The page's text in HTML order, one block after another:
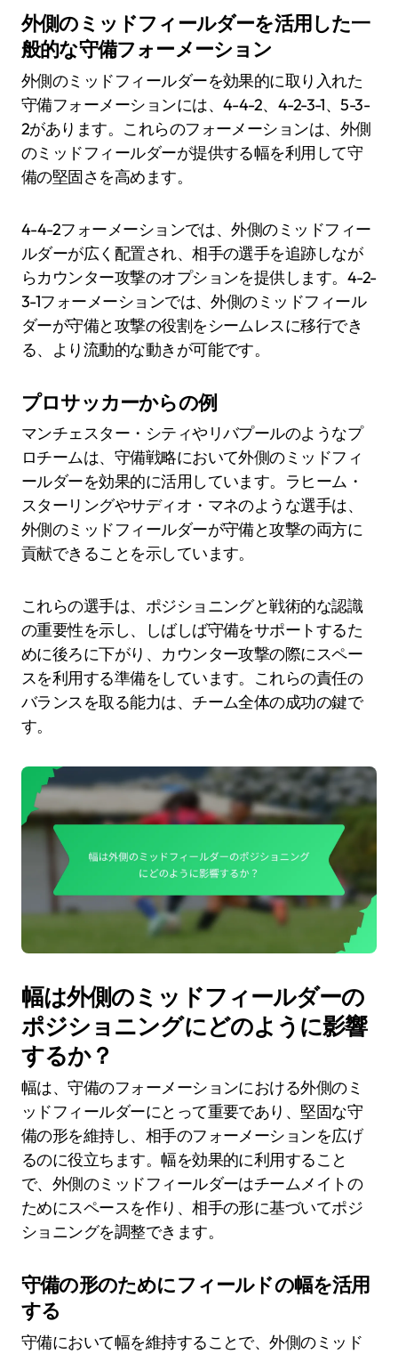
外側のミッドフィールダーを活用した一
般的な守備フォーメーション
外側のミッドフィールダーを効果的に取り入れた
守備フォーメーションには、4-4-2、4-2-3-1、5-3-
2があります。これらのフォーメーションは、外側
のミッドフィールダーが提供する幅を利用して守
備の堅固さを高めます。
4-4-2フォーメーションでは、外側のミッドフィー
ルダーが広く配置され、相手の選手を追跡しなが
らカウンター攻撃のオプションを提供します。4-2-
3-1フォーメーションでは、外側のミッドフィール
ダーが守備と攻撃の役割をシームレスに移行でき
る、より流動的な動きが可能です。
プロサッカーからの例
マンチェスター・シティやリバプールのようなプ
ロチームは、守備戦略において外側のミッドフィ
ールダーを効果的に活用しています。ラヒーム・
スターリングやサディオ・マネのような選手は、
外側のミッドフィールダーが守備と攻撃の両方に
貢献できることを示しています。
これらの選手は、ポジショニングと戦術的な認識
の重要性を示し、しばしば守備をサポートするた
めに後ろに下がり、カウンター攻撃の際にスペー
スを利用する準備をしています。これらの責任の
バランスを取る能力は、チーム全体の成功の鍵で
す。
幅は外側のミッドフィールダーの
ポジショニングにどのように影響
するか？
幅は、守備のフォーメーションにおける外側のミ
ッドフィールダーにとって重要であり、堅固な守
備の形を維持し、相手のフォーメーションを広げ
るのに役立ちます。幅を効果的に利用すること
で、外側のミッドフィールダーはチームメイトの
ためにスペースを作り、相手の形に基づいてポジ
ショニングを調整できます。
守備の形のためにフィールドの幅を活用
する
守備において幅を維持することで、外側のミッド